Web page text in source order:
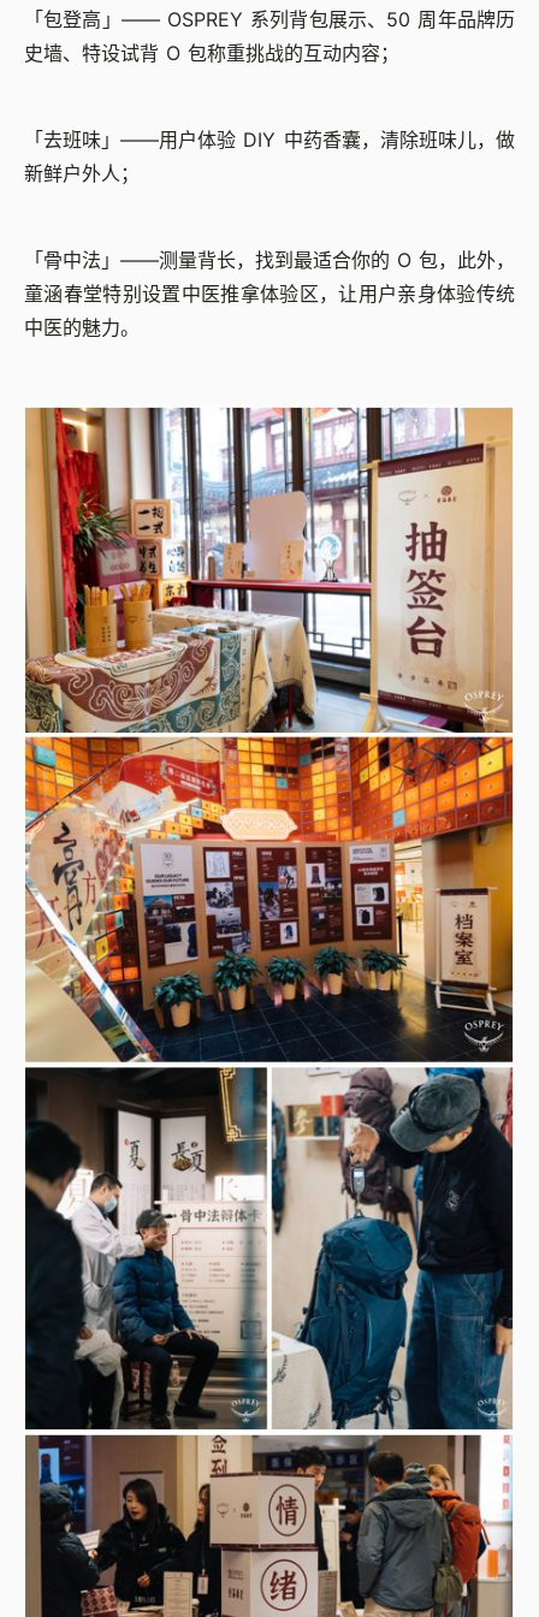
「包登高」—— OSPREY 系列背包展示、50 周年品牌历
史墙、特设试背 O 包称重挑战的互动内容；
「去班味」——用户体验 DIY 中药香囊，清除班味儿，做
新鲜户外人；
「骨中法」——测量背长，找到最适合你的 O 包，此外，
童涵春堂特别设置中医推拿体验区，让用户亲身体验传统
中医的魅力。